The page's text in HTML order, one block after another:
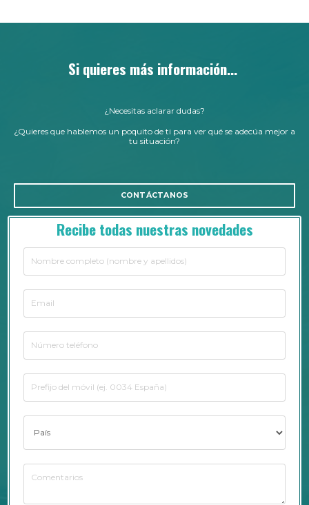
Si quieres más información...
¿Necesitas aclarar dudas?
¿Quieres que hablemos un poquito de ti para ver qué se adecúa mejor a
tu situación?
CONTÁCTANOS
Recibe todas nuestras novedades